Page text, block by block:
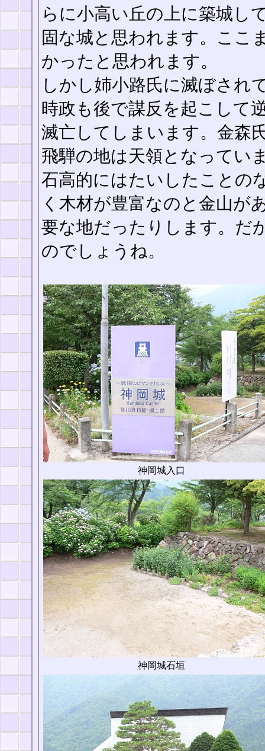
らに小高い丘の上に築城し
固な城と思われます。ここ
かったと思われます。
しかし姉小路氏に滅ぼされ
時政も後で謀反を起こして
滅亡してしまいます。金森
飛騨の地は天領となってい
石高的にはたいしたことの
く木材が豊富なのと金山が
要な地だったりします。だ
のでしょうね。
神岡城入口
神岡城石垣